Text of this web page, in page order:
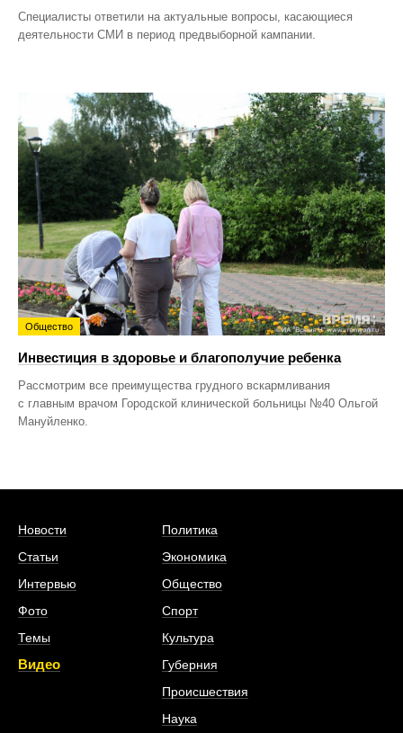
Специалисты ответили на актуальные вопросы, касающиеся
деятельности СМИ в период предвыборной кампании.
Общество
Инвестиция в здоровье и благополучие ребенка
Рассмотрим все преимущества грудного вскармливания
с главным врачом Городской клинической больницы №40 Ольгой
Мануйленко.
Новости
Статьи
Интервью
Фото
Темы
Видео
Политика
Экономика
Общество
Спорт
Культура
Губерния
Происшествия
Наука